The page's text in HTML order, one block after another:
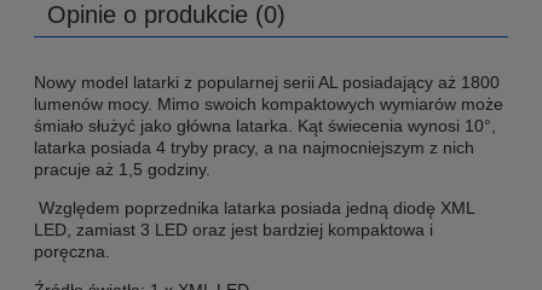
Opinie o produkcie (0)
Nowy model latarki z popularnej serii AL posiadający aż 1800
lumenów mocy. Mimo swoich kompaktowych wymiarów może
śmiało służyć jako główna latarka. Kąt świecenia wynosi 10°,
latarka posiada 4 tryby pracy, a na najmocniejszym z nich
pracuje aż 1,5 godziny.
Względem poprzednika latarka posiada jedną diodę XML
LED, zamiast 3 LED oraz jest bardziej kompaktowa i
poręczna.